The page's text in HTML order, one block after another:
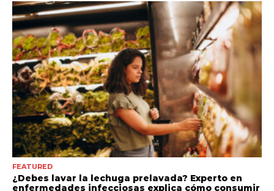
FEATURED
¿Debes lavar la lechuga prelavada? Experto en
enfermedades infecciosas explica cómo consumir